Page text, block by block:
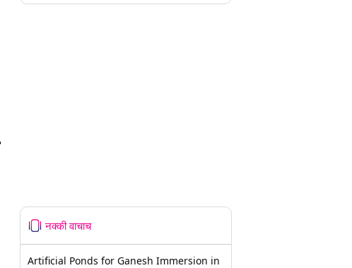
नक्की वाचाच
Artificial Ponds for Ganesh Immersion in